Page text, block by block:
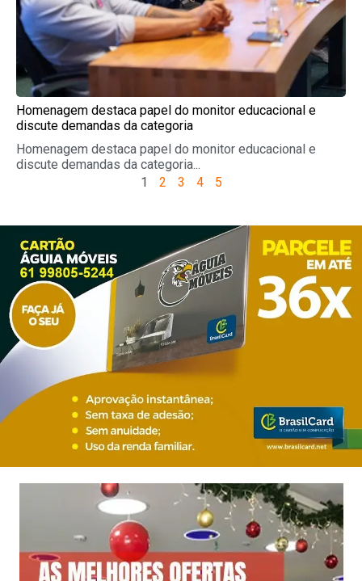
Homenagem destaca papel do monitor educacional e
discute demandas da categoria
Homenagem destaca papel do monitor educacional e
discute demandas da categoria...
1
2 3 4 5